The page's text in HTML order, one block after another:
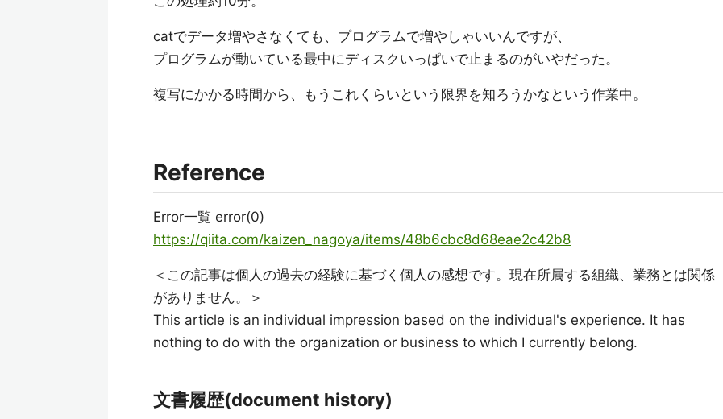
catでデータ増やさなくても、プログラムで増やしゃいいんですが、
プログラムが動いている最中にディスクいっぱいで止まるのがいやだった。
複写にかかる時間から、もうこれくらいという限界を知ろうかなという作業中。
Reference
Error一覧 error(0)
https://qiita.com/kaizen_nagoya/items/48b6cbc8d68eae2c42b8
＜この記事は個人の過去の経験に基づく個人の感想です。現在所属する組織、業務とは関係
がありません。＞
This article is an individual impression based on the individual's experience. It has
nothing to do with the organization or business to which I currently belong.
文書履歴(document history)